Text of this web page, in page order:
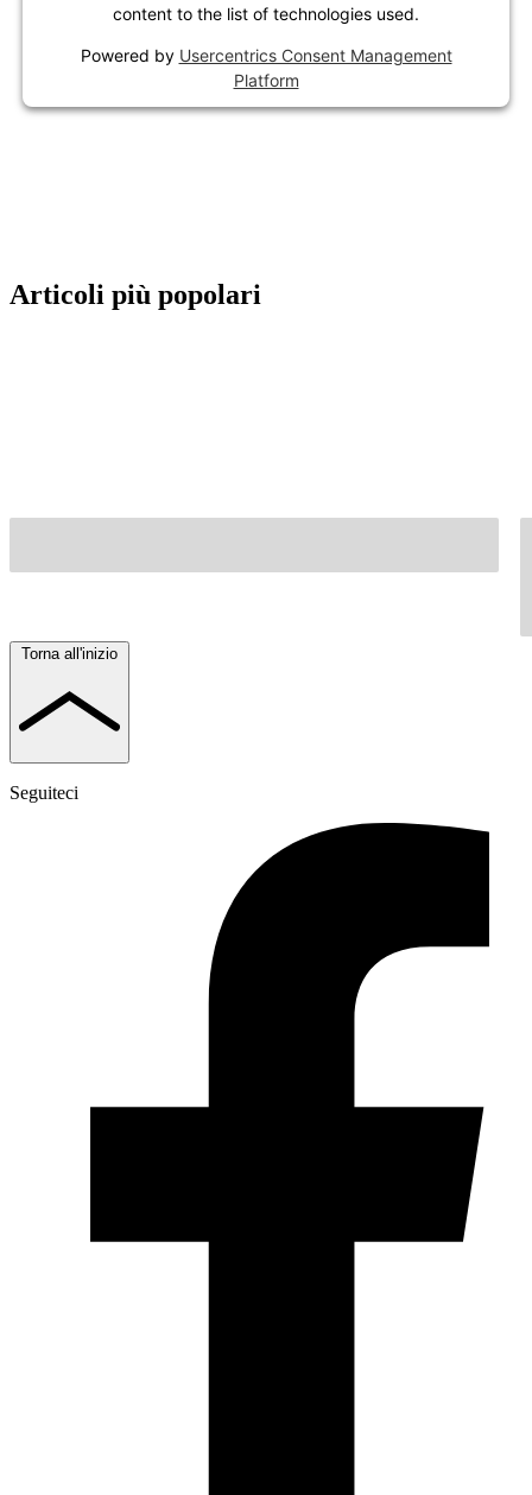
content to the list of technologies used.
Powered by Usercentrics Consent Management
Platform
Articoli più popolari
Torna all'inizio
Seguiteci